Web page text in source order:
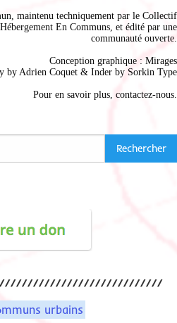
maintenu techniquement par le Collectif
Hébergement En Communs , et édité par une
communauté ouverte.
Conception graphique : Mirages
by Adrien Coquet & Inder by Sorkin Type
Pour en savoir plus, contactez-nous
urbains